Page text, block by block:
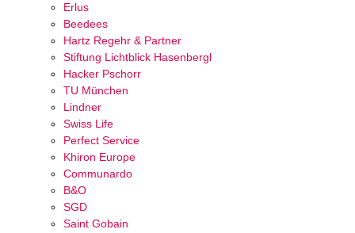
Erlus
Beedees
Hartz Regehr & Partner
Stiftung Lichtblick Hasenbergl
Hacker Pschorr
TU München
Lindner
Swiss Life
Perfect Service
Khiron Europe
Communardo
B&O
SGD
Saint Gobain